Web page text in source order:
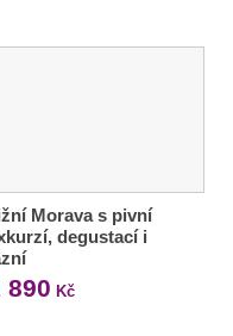
Morava s pivní
degustací i
890 Kč